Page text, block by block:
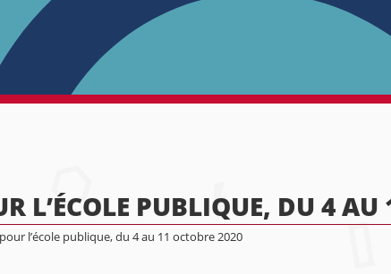
L’ÉCOLE PUBLIQUE, DU 4 AU
l’école publique, du 4 au 11 octobre 2020